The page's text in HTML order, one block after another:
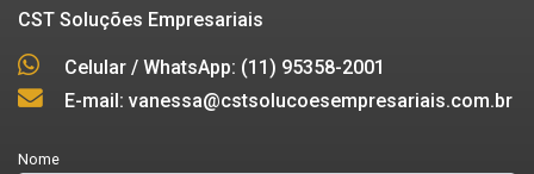
CST Soluções Empresariais
Celular / WhatsApp: (11) 95358-2001
E-mail: vanessa@cstsolucoesempresariais.com.br
Nome